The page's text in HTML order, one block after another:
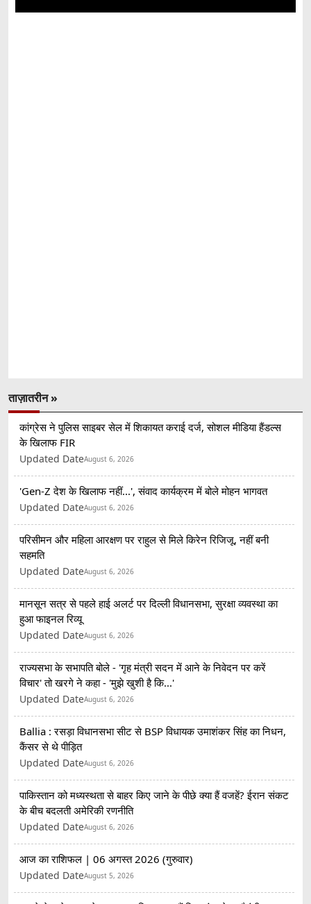
ताज़ातरीन »
कांग्रेस ने पुलिस साइबर सेल में शिकायत कराई दर्ज, सोशल मीडिया हैंडल्स
के खिलाफ FIR
Updated DateAugust 6, 2026
'Gen-Z देश के खिलाफ नहीं...', संवाद कार्यक्रम में बोले मोहन भागवत
Updated DateAugust 6, 2026
परिसीमन और महिला आरक्षण पर राहुल से मिले किरेन रिजिजू, नहीं बनी
सहमति
Updated DateAugust 6, 2026
मानसून सत्र से पहले हाई अलर्ट पर दिल्ली विधानसभा, सुरक्षा व्यवस्था का
हुआ फाइनल रिव्यू
Updated DateAugust 6, 2026
राज्यसभा के सभापति बोले - 'गृह मंत्री सदन में आने के निवेदन पर करें
विचार' तो खरगे ने कहा - 'मुझे खुशी है कि...'
Updated DateAugust 6, 2026
Ballia : रसड़ा विधानसभा सीट से BSP विधायक उमाशंकर सिंह का निधन,
कैंसर से थे पीड़ित
Updated DateAugust 6, 2026
पाकिस्तान को मध्यस्थता से बाहर किए जाने के पीछे क्या हैं वजहें? ईरान संकट
के बीच बदलती अमेरिकी रणनीति
Updated DateAugust 6, 2026
आज का राशिफल | 06 अगस्त 2026 (गुरुवार)
Updated DateAugust 5, 2026